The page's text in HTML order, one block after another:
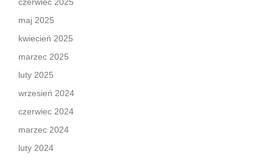
maj 2025
kwiecień 2025
marzec 2025
luty 2025
wrzesień 2024
czerwiec 2024
marzec 2024
luty 2024